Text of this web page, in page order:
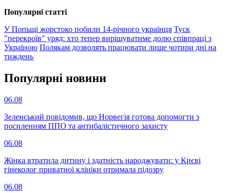
Популярнi статтi
У Попьщі жорстоко побили 14-річного українця Туск
"перекроїв" уряд: хто тепер вирішуватиме долю співпраці з
Україною Полякам дозволять працювати лише чотири дні на
тиждень
Популярнi новини
06.08
Зеленський повідомив, що Норвегія готова допомогти з
посиленням ППО та антибалістичного захисту
06.08
Жінка втратила дитину і здатність народжувати: у Києві
гінеколог приватної клініки отримала підозру
06.08